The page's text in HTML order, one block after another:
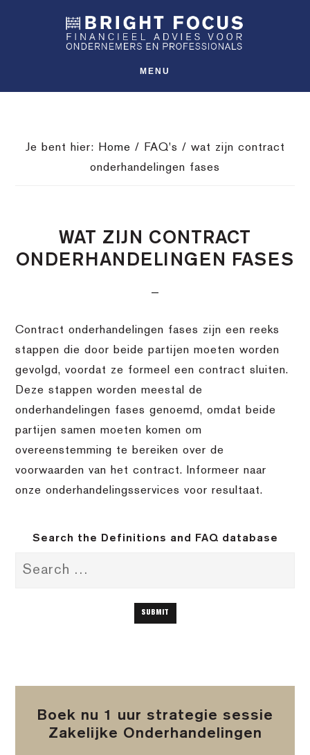
inhoud
MENU
Je bent hier: Home / FAQ's / wat zijn contract
onderhandelingen fases
WAT ZIJN CONTRACT
ONDERHANDELINGEN FASES
Contract onderhandelingen fases zijn een reeks
stappen die door beide partijen moeten worden
gevolgd, voordat ze formeel een contract sluiten.
Deze stappen worden meestal de
onderhandelingen fases genoemd, omdat beide
partijen samen moeten komen om
overeenstemming te bereiken over de
voorwaarden van het contract. Informeer naar
onze onderhandelingsservices voor resultaat.
Search the Definitions and FAQ database
Boek nu 1 uur strategie sessie
Zakelijke Onderhandelingen